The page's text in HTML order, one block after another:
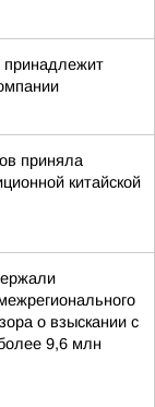
приняла
китайской
о взыскании с
9,6 млн